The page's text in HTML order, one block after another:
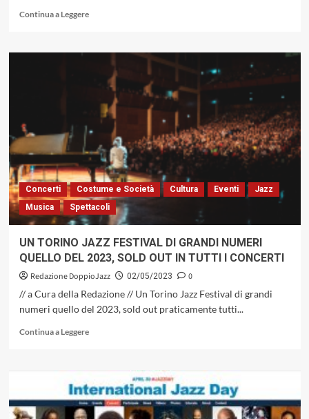
Continua a LeggereLeggi
su
UMBRIA
PROGRAMMA
COMPLETO
50TH
ANNIVERSARY,
DAL
7
AL
16
LUGLIO
Concerti Costume e Società Cultura Eventi
Jazz
Musica
Spettacoli
UN TORINO JAZZ FESTIVAL DI GRANDI NUMERI
QUELLO DEL 2023, SOLD OUT IN TUTTI I CONCERTI
Redazione DoppioJazz 02/05/2023
0
// a Cura della Redazione // Un Torino Jazz Festival di grandi
numeri quello del 2023, sold out praticamente tutti...
Continua a LeggereLeggi
TORINO
JAZZ